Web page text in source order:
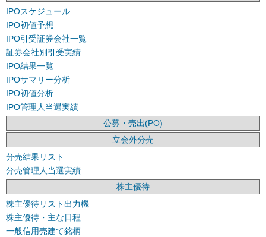
IPOスケジュール
IPO初値予想
IPO引受証券会社一覧
証券会社別引受実績
IPO結果一覧
IPOサマリー分析
IPO初値分析
IPO管理人当選実績
公募・売出(PO)
立会外分売
分売結果リスト
分売管理人当選実績
株主優待
株主優待リスト出力機
株主優待・主な日程
一般信用売建て銘柄